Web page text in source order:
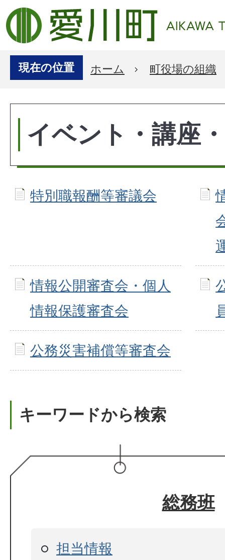
現在の位置 ホーム 町役場の組織
イベント・講座
特別職報酬等審議会
情報公開審査会・個人
情報保護審査会
公務災害補償等審査会
キーワードから検索
総務班
担当情報